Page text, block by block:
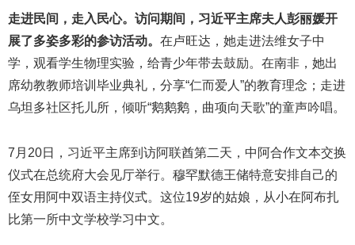
走进民间，走入民心。访问期间，习近平主席夫人彭丽媛开
展了多姿多彩的参访活动。 在卢旺达，她走进法维女子中
学，观看学生物理实验，给青少年带去鼓励。在南非，她出
席幼教教师培训毕业典礼，分享“仁而爱人”的教育理念；走进
乌坦多社区托儿所，倾听“鹅鹅鹅，曲项向天歌”的童声吟唱。
7月20日，习近平主席到访阿联酋第二天，中阿合作文本交换
仪式在总统府大会见厅举行。穆罕默德王储特意安排自己的
侄女用阿中双语主持仪式。这位19岁的姑娘，从小在阿布扎
比第一所中文学校学习中文。